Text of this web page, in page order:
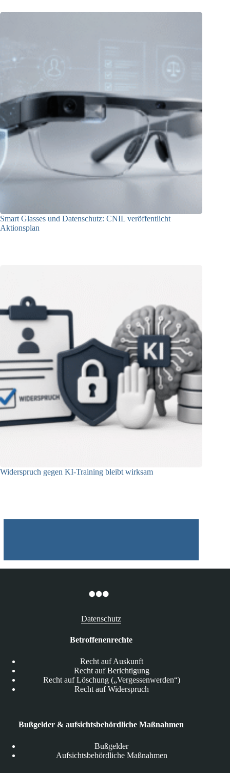
Smart Glasses und Datenschutz: CNIL veröffentlicht
Aktionsplan
Widerspruch gegen KI-Training bleibt wirksam
Datenschutz
Betroffenenrechte
Recht auf Auskunft
Recht auf Berichtigung
Recht auf Löschung („Vergessenwerden“)
Recht auf Widerspruch
Bußgelder & aufsichtsbehördliche Maßnahmen
Bußgelder
Aufsichtsbehördliche Maßnahmen